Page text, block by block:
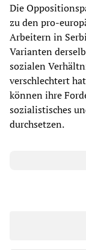
Die
zu den pro-
Arbeitern in
Varianten
sozialen
verschlechtert
können ihre
sozialistisches
durchsetzen.